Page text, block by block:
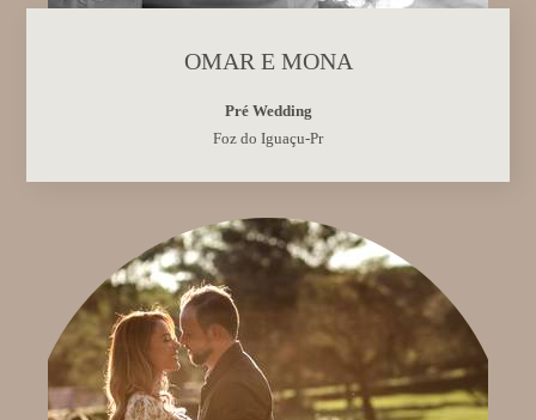
OMAR E MONA
Pré Wedding
Foz do Iguaçu-Pr